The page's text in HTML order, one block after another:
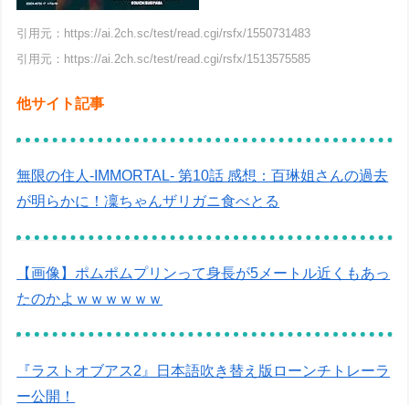
引用元：https://ai.2ch.sc/test/read.cgi/rsfx/1550731483
引用元：https://ai.2ch.sc/test/read.cgi/rsfx/1513575585
他サイト記事
無限の住人-IMMORTAL- 第10話 感想：百琳姐さんの過去
が明らかに！凜ちゃんザリガニ食べとる
【画像】ポムポムプリンって身長が5メートル近くもあっ
たのかよｗｗｗｗｗｗ
『ラストオブアス2』日本語吹き替え版ローンチトレーラ
ー公開！